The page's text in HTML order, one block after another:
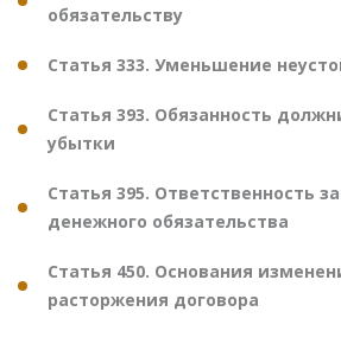
обязательству
Статья 333. Уменьшение
Статья 393. Обязанность
убытки
Статья 395. Ответственность
денежного обязательства
Статья 450. Основания
расторжения договора